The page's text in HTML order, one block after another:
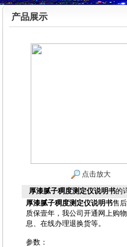
产品展示
点击放大
厚漆腻子稠度测定仪说明书的
厚漆腻子稠度测定仪说明书售
质保壹年，我公司开通网上购
息、在线办理退换货等。
参数：